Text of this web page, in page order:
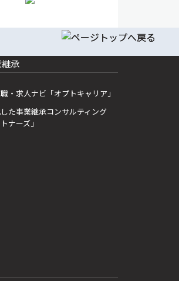
承
・求人ナビ「オプトキャリア」
た事業継承コンサルティング
ナーズ」